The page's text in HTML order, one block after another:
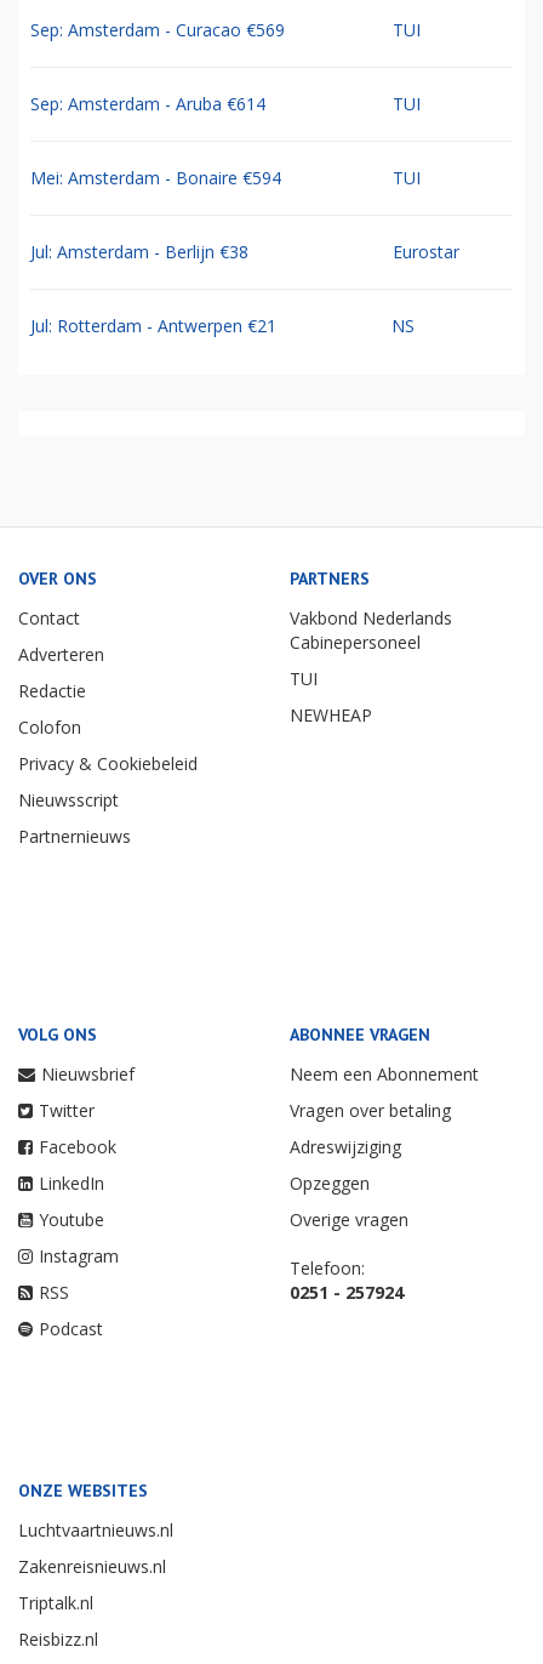
Sep: Amsterdam - Curacao €569 TUI
Sep: Amsterdam - Aruba €614 TUI
Mei: Amsterdam - Bonaire €594 TUI
Jul: Amsterdam - Berlijn €38 Eurostar
Jul: Rotterdam - Antwerpen €21 NS
OVER ONS
Contact
Adverteren
Redactie
Colofon
Privacy & Cookiebeleid
Nieuwsscript
Partnernieuws
PARTNERS
Vakbond Nederlands
Cabinepersoneel
TUI
NEWHEAP
VOLG ONS
Nieuwsbrief
Twitter
Facebook
LinkedIn
Youtube
Instagram
RSS
Podcast
ABONNEE VRAGEN
Neem een Abonnement
Vragen over betaling
Adreswijziging
Opzeggen
Overige vragen
Telefoon:
0251 - 257924
ONZE WEBSITES
Luchtvaartnieuws.nl
Zakenreisnieuws.nl
Triptalk.nl
Reisbizz.nl